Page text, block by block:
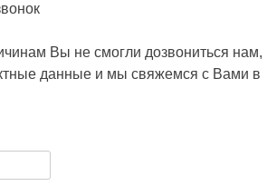
Вы не смогли дозвониться нам,
данные и мы свяжемся с Вами в